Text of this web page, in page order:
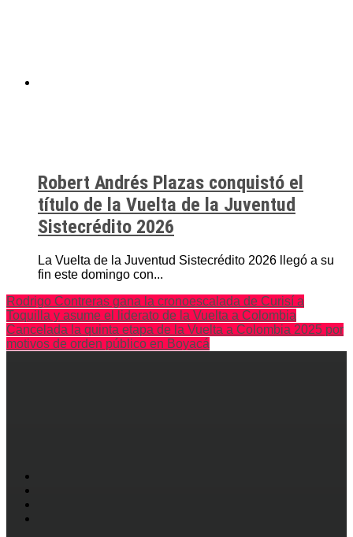
Robert Andrés Plazas conquistó el
título de la Vuelta de la Juventud
Sistecrédito 2026
La Vuelta de la Juventud Sistecrédito 2026 llegó a su
fin este domingo con...
Rodrigo Contreras gana la cronoescalada de Curisí a
Toquilla y asume el liderato de la Vuelta a Colombia
Cancelada la quinta etapa de la Vuelta a Colombia 2025 por
motivos de orden público en Boyacá